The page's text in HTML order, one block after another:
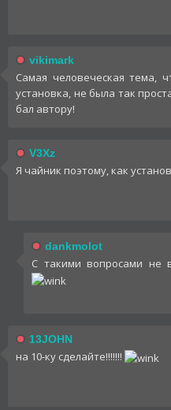
vikimark
Самая человеческая тема,
установка, не была так
бал автору!
V3Xz
Я чайник поэтому, как
dankmolot
С такими вопросами не
13JOHN
на 10-ку сделайте!!!!!!!